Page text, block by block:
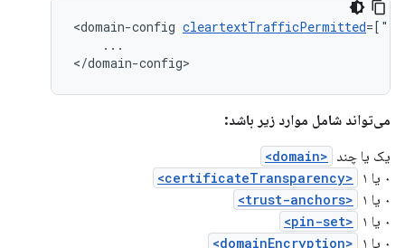
<domain-config cleartextTrafficPermitted
...
</domain-config>
می‌تواند شامل موارد زیر باشد:
یک یا چند <domain>
۰ یا ۱ <certificateTransparency>
۰ یا ۱ <trust-anchors>
۰ یا ۱ <pin-set>
۰ یا ۱ <domainEncryption>